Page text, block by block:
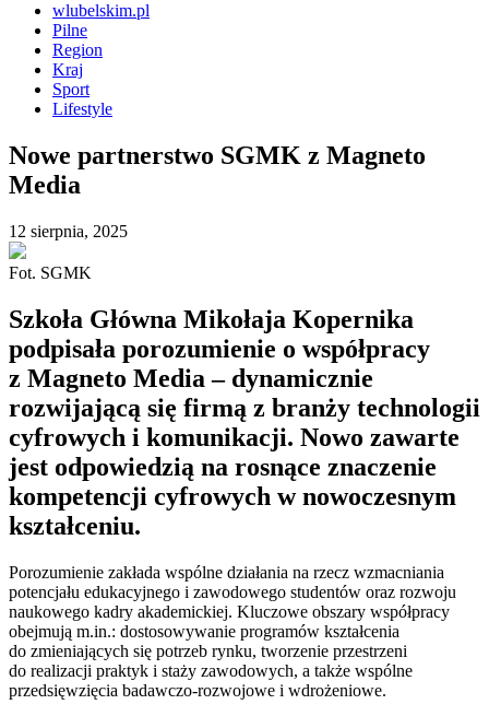
wlubelskim.pl
Pilne
Region
Kraj
Sport
Lifestyle
Nowe partnerstwo SGMK z Magneto
Media
12 sierpnia, 2025
Fot. SGMK
Szkoła Główna Mikołaja Kopernika
podpisała porozumienie o współpracy
z Magneto Media – dynamicznie
rozwijającą się firmą z branży technologii
cyfrowych i komunikacji. Nowo zawarte
jest odpowiedzią na rosnące znaczenie
kompetencji cyfrowych w nowoczesnym
kształceniu.
Porozumienie zakłada wspólne działania na rzecz wzmacniania
potencjału edukacyjnego i zawodowego studentów oraz rozwoju
naukowego kadry akademickiej. Kluczowe obszary współpracy
obejmują m.in.: dostosowywanie programów kształcenia
do zmieniających się potrzeb rynku, tworzenie przestrzeni
do realizacji praktyk i staży zawodowych, a także wspólne
przedsięwzięcia badawczo-rozwojowe i wdrożeniowe.